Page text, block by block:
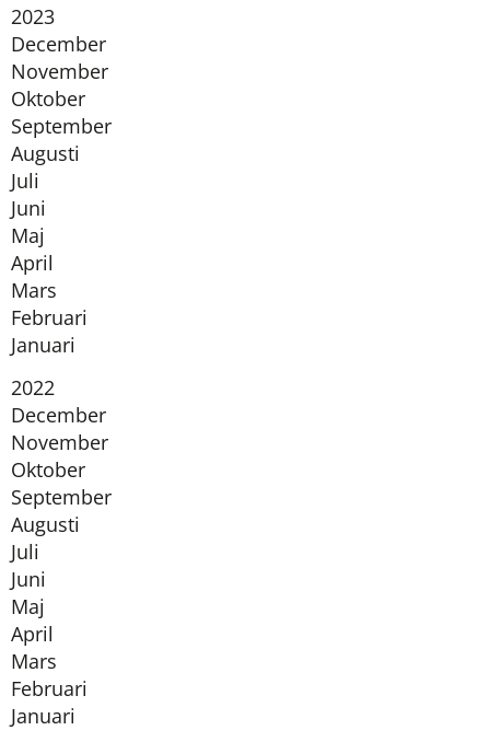
År:
2023
December
November
Oktober
September
Augusti
Juli
Juni
Maj
April
Mars
Februari
Januari
År:
2022
December
November
Oktober
September
Augusti
Juli
Juni
Maj
April
Mars
Februari
Januari